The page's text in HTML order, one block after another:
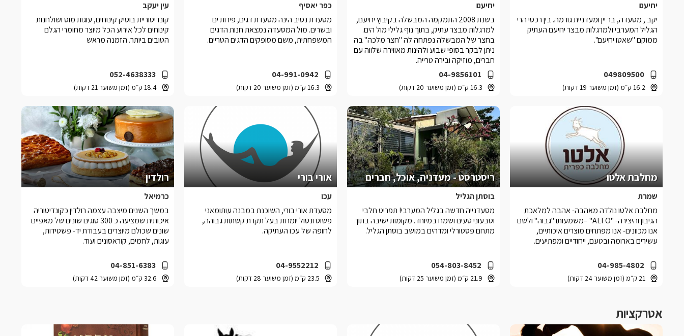
יחיעם
049809500
16.2 ק״מ (זמן משוער 19 דקות)
יקב , מסעדה, בר יין ומעדניית גורמה. בין רכסי הרי
הגליל המערבי ולמרגלות מבצר יחיעם העתיק
ממוקם "שאטו יחיעם".
יחיעם
04-9856101
16.3 ק״מ (זמן משוער 20 דקות)
בשנת 2008 התמקמה המבשלה בקיבוץ יחיעם,
למרגלות מבצר עתיק, בתוך נוף גלילי מול הים.
בחצר של המבשלה נפתחה לה "חצר מלכה" בה
ניתן לבקר בסופי שבוע ולהינות מאווירה שלווה עם
חברים, מוזיקה ובירה טרייה.
כפר יאסיף
04-991-0942
16.3 ק״מ (זמן משוער 20 דקות)
מסעדת נסיב הינה מסעדת דגים, פירות ים
ובשרים. מול המסעדה נמצאת חנות הדגים
המשפחתית, משם מסופקים הדגים הטריים.
עין יעקב
052-4638333
18.4 ק״מ (זמן משוער 21 דקות)
קונדיטוריית בוטיק קינוחים, עוגות מוס ושולחנות
קינוחים לכל אירוע הכל מיוצר מחומרי הגלם
הטובים ביותר. הזמנה מראש
מחלבת אלטו
שמרת
04-985-4802
21 ק״מ (זמן משוער 24 דקות)
מחלבת אלטו נולדה מאהבה- אהבה למלאכת
הגיבון והיצירה- "ALTO" –משמעותו "גבוה" ולשם
אנו מכוונים- אנו מפתחים מוצרים איכותיים,
עשירים בארומה ובטעם, ייחודיים ומפתיעים.
ריסטרסט - מעדניה, אוכל, חברים
בוסתן הגליל
054-803-8452
21.9 ק״מ (זמן משוער 25 דקות)
מסעדנייה חדשה בגליל המערבי! תפריט חלבי
וטבעוני טעים ושמח במיוחד. מקומות ישיבה בתוך
מתחם פסטורלי ומדהים במושב בוסתן הגליל.
אורי בורי
עכו
04-9552212
23.5 ק״מ (זמן משוער 28 דקות)
מסעדת אורי בורי, השוכנת במבנה עותומאני
פשוט ונטול יומרות בעל תקרת קשתות גבוהה,
לחופה של עכו העתיקה.
רולדין
כרמיאל
04-851-6383
32.6 ק״מ (זמן משוער 42 דקות)
במשך השנים מיצבה עצמה רולדין כקונדיטוריה
איכותית שמציעה כ 300 סוגים שונים של מאפיים
שונים שכולם מיוצרים בעבודת יד- פשטידות,
עוגות, לחמים, קוראסונים ועוד.
אטרקציות